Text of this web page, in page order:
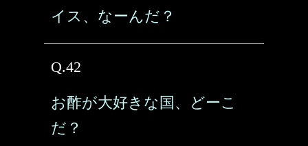
イス、なーんだ？
Q.42
お酢が大好きな国、どーこ
だ？